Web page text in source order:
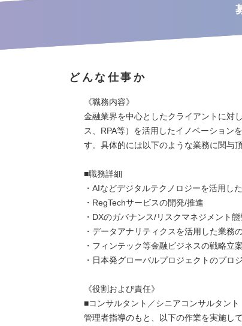
どんな仕事か
《職務内容》
金融業界を中心としたクライアントに対
ス、RPA等）を活用したイノベーション
す。具体的には以下のような業務に関与頂
■職務詳細
・AIなどデジタルテクノロジーを活用し
・RegTechサービスの開発/推進
・DXのガバナンス/リスクマネジメント
・データアナリティクスを活用した業務
・フィンテック等金融ビジネスの戦略立
・日本発グローバルプロジェクトのプ
《役割および責任》
■コンサルタント／シニアコンサルタント
管理者指導のもと、以下の作業を実施し